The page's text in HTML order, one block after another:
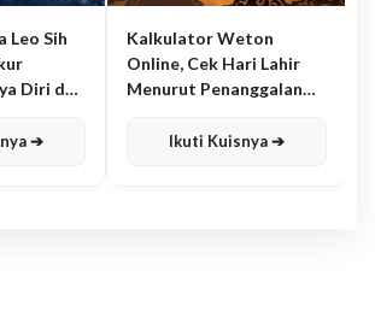
Leo Sih
Diri dan
➔
Kalkulator Weton
Online, Cek Hari Lahir
Menurut Penanggalan
Ikuti Kuisnya ➔